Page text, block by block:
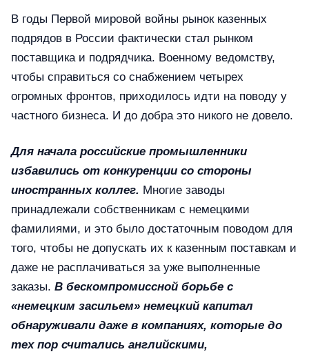
В годы Первой мировой войны рынок казенных
подрядов в России фактически стал рынком
поставщика и подрядчика. Военному ведомству,
чтобы справиться со снабжением четырех
огромных фронтов, приходилось идти на поводу у
частного бизнеса. И до добра это никого не довело.
Для начала российские промышленники
избавились от конкуренции со стороны
иностранных коллег. Многие заводы
принадлежали собственникам с немецкими
фамилиями, и это было достаточным поводом для
того, чтобы не допускать их к казенным поставкам и
даже не расплачиваться за уже выполненные
заказы. В бескомпромиссной борьбе с
«немецким засильем» немецкий капитал
обнаруживали даже в компаниях, которые до
тех пор считались английскими,